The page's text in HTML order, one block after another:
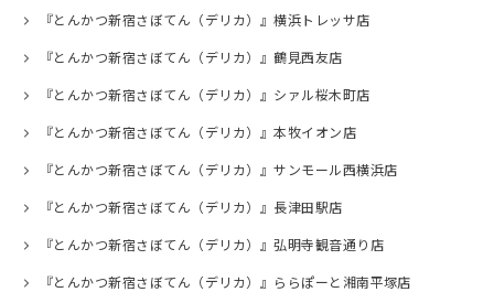
『とんかつ新宿さぼてん（デリカ）』横浜トレッサ店
『とんかつ新宿さぼてん（デリカ）』鶴見西友店
『とんかつ新宿さぼてん（デリカ）』シァル桜木町店
『とんかつ新宿さぼてん（デリカ）』本牧イオン店
『とんかつ新宿さぼてん（デリカ）』サンモール西横浜店
『とんかつ新宿さぼてん（デリカ）』長津田駅店
『とんかつ新宿さぼてん（デリカ）』弘明寺観音通り店
『とんかつ新宿さぼてん（デリカ）』ららぽーと湘南平塚店